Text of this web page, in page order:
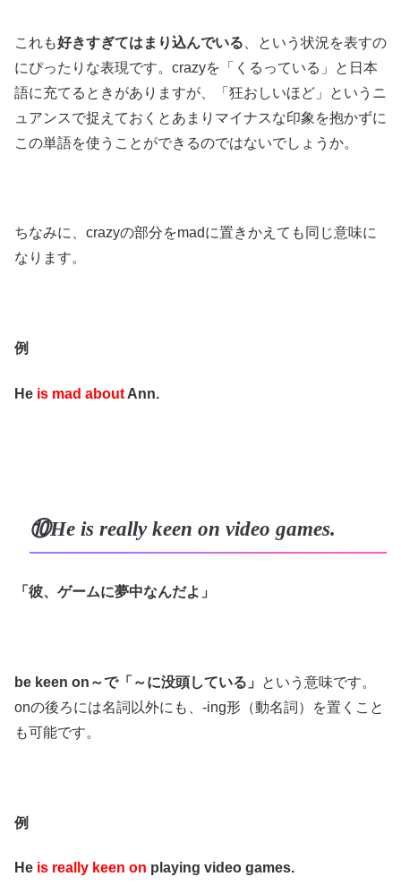
これも好きすぎてはまり込んでいる 、という状況を表すの
にぴったりな表現です。crazyを「くるっている」と日本
語に充てるときがありますが、「狂おしいほど」というニ
ュアンスで捉えておくとあまりマイナスな印象を抱かずに
この単語を使うことができるのではないでしょうか。
ちなみに、crazyの部分をmadに置きかえても同じ意味に
なります。
例
He is mad about Ann.
⑩He is really keen on video games.
「彼、ゲームに夢中なんだよ」
be keen on～で「～に没頭している」
という意味です。
onの後ろには名詞以外にも、-ing形（動名詞）を置くこと
も可能です。
例
He is really keen on playing video games.